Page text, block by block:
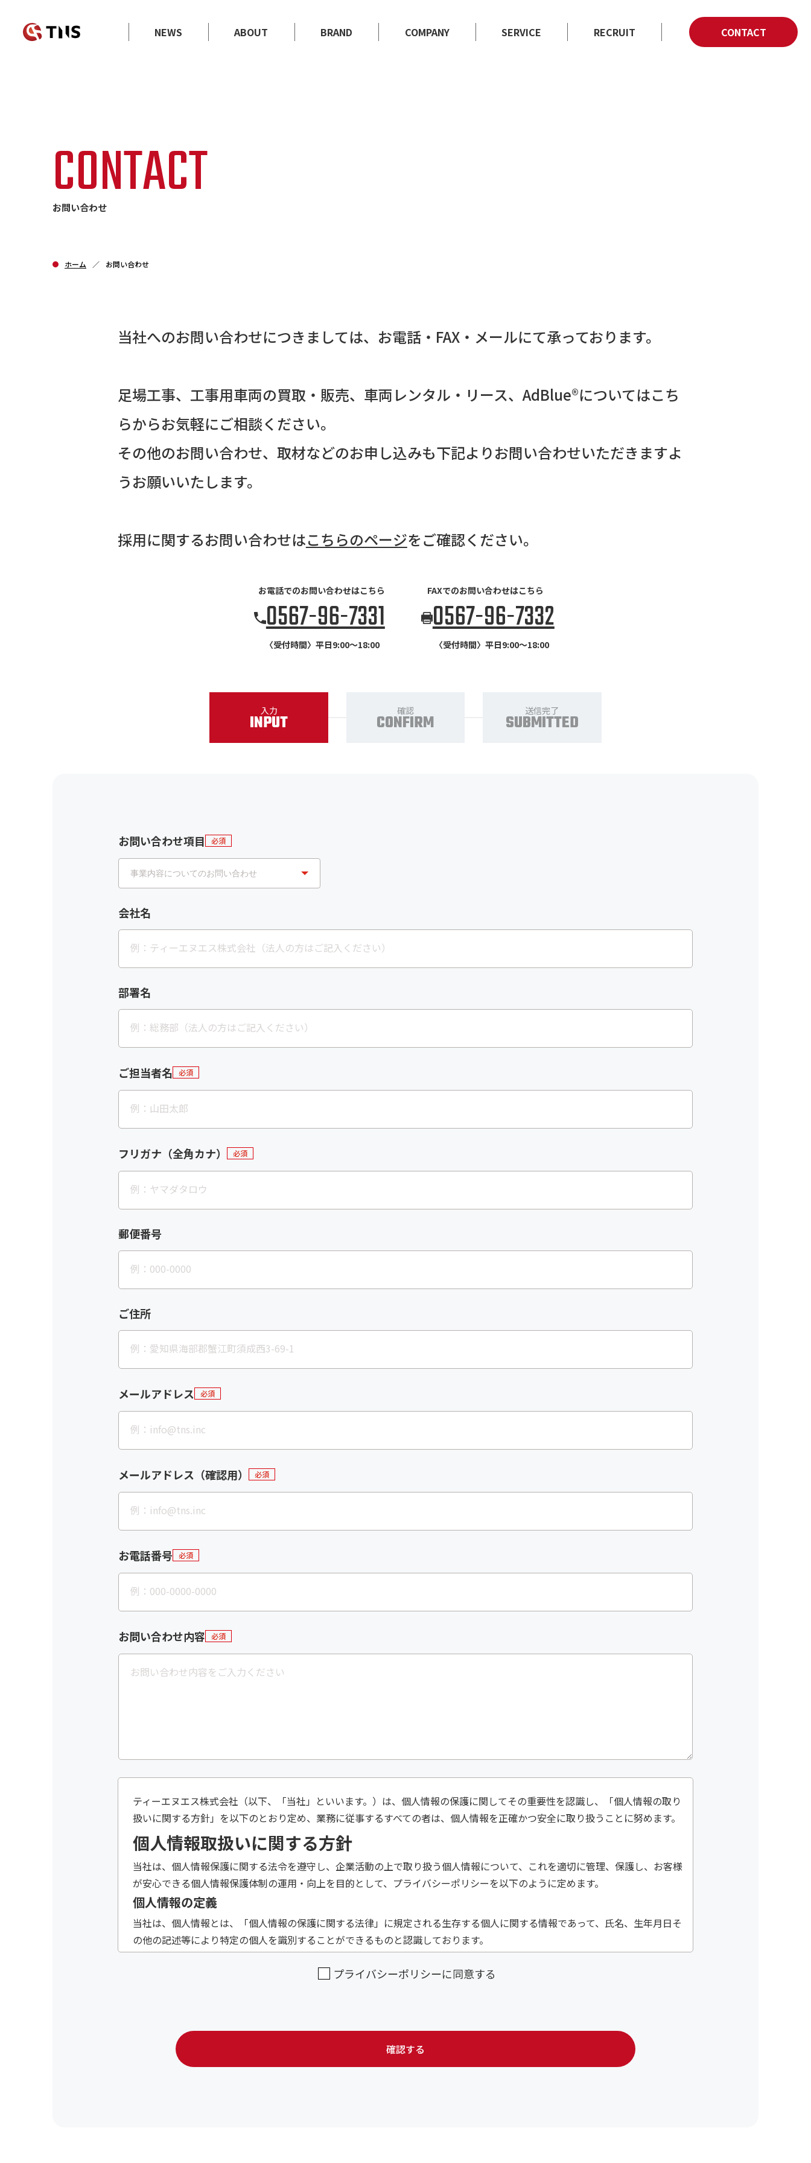
NEWS ABOUT BRAND COMPANY SERVICE RECRUIT CONTACT
CONTACT
お問い合わせ
ホーム お問い合わせ
当社へのお問い合わせにつきましては、お電話・FAX・メールにて承っております。
足場工事、工事用車両の買取・販売、車両レンタル・リース、AdBlue®︎についてはこち
らからお気軽にご相談ください。
その他のお問い合わせ、取材などのお申し込みも下記よりお問い合わせいただきますよ
うお願いいたします。
採用に関するお問い合わせはこちらのページをご確認ください。
お電話でのお問い合わせはこちら
0567-96-7331
〈受付時間〉平日9:00～18:00
FAXでのお問い合わせはこちら
0567-96-7332
〈受付時間〉平日9:00～18:00
入力
INPUT
確認
CONFIRM
送信完了
SUBMITTED
お問い合わせ項目 必須
会社名
部署名
ご担当者名 必須
フリガナ（全角カナ） 必須
郵便番号
ご住所
メールアドレス 必須
メールアドレス（確認用） 必須
お電話番号 必須
お問い合わせ内容 必須
ティーエヌエス株式会社（以下、「当社」といいます。）は、個人情報の保護に関してその重要性を認識し、「個人情報の取り
扱いに関する方針」を以下のとおり定め、業務に従事するすべての者は、個人情報を正確かつ安全に取り扱うことに努めます。
個人情報取扱いに関する方針
当社は、個人情報保護に関する法令を遵守し、企業活動の上で取り扱う個人情報について、これを適切に管理、保護し、お客様
が安心できる個人情報保護体制の運用・向上を目的として、プライバシーポリシーを以下のように定めます。
個人情報の定義
当社は、個人情報とは、「個人情報の保護に関する法律」に規定される生存する個人に関する情報であって、氏名、生年月日そ
の他の記述等により特定の個人を識別することができるものと認識しております。
当社は、個人情報の収集・利用にあたり、お客様等に対し事前に目的を明らかにし、収集した個人情報の使用範囲を限定し、適
約等により個人情報の管理を義務付けるとともに、適切な監督を行います。
プライバシー尊重
当社は、プライバシーを尊重し、当社が収集した個人情報に対し、開示、訂正、削除、利用停止を求められた時には、合理的な
プライバシーポリシーに同意する
確認する